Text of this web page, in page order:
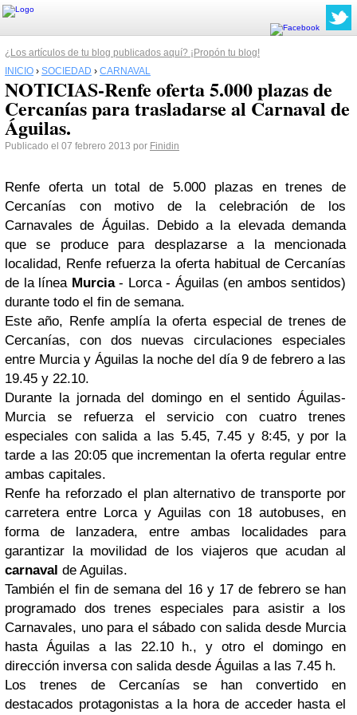
¿Los artículos de tu blog publicados aquí? ¡Propón tu blog!
INICIO › SOCIEDAD › CARNAVAL
NOTICIAS-Renfe oferta 5.000 plazas de
Cercanías para trasladarse al Carnaval de
Águilas.
Publicado el 07 febrero 2013 por Finidin
Renfe oferta un total de 5.000 plazas en trenes de
Cercanías con motivo de la celebración de los
Carnavales de Águilas. Debido a la elevada demanda
que se produce para desplazarse a la mencionada
localidad, Renfe refuerza la oferta habitual de Cercanías
de la línea Murcia- Lorca - Águilas (en ambos sentidos)
durante todo el fin de semana.
Este año, Renfe amplía la oferta especial de trenes de
Cercanías, con dos nuevas circulaciones especiales
entre Murcia y Águilas la noche del día 9 de febrero a las
19.45 y 22.10.
Durante la jornada del domingo en el sentido Águilas-
Murcia se refuerza el servicio con cuatro trenes
especiales con salida a las 5.45, 7.45 y 8:45, y por la
tarde a las 20:05 que incrementan la oferta regular entre
ambas capitales.
Renfe ha reforzado el plan alternativo de transporte por
carretera entre Lorca y Aguilas con 18 autobuses, en
forma de lanzadera, entre ambas localidades para
garantizar la movilidad de los viajeros que acudan al
carnaval de Aguilas.
También el fin de semana del 16 y 17 de febrero se han
programado dos trenes especiales para asistir a los
Carnavales, uno para el sábado con salida desde Murcia
hasta Águilas a las 22.10 h., y otro el domingo en
dirección inversa con salida desde Águilas a las 7.45 h.
Los trenes de Cercanías se han convertido en
destacados protagonistas a la hora de acceder hasta el